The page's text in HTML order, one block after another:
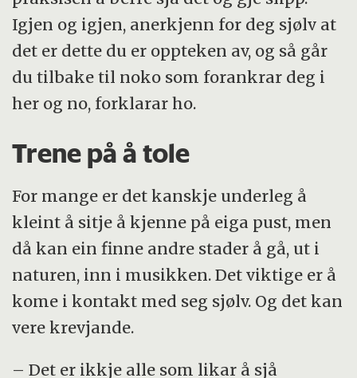
Igjen og igjen, anerkjenn for deg sjølv at
det er dette du er oppteken av, og så går
du tilbake til noko som forankrar deg i
her og no, forklarar ho.
Trene på å tole
For mange er det kanskje underleg å
kleint å sitje å kjenne på eiga pust, men
då kan ein finne andre stader å gå, ut i
naturen, inn i musikken. Det viktige er å
kome i kontakt med seg sjølv. Og det kan
vere krevjande.
– Det er ikkje alle som likar å sjå